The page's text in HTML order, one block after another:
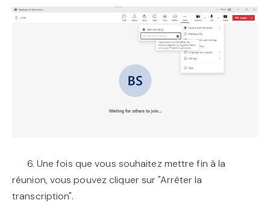
6. Une fois que vous souhaitez mettre fin à la
réunion, vous pouvez cliquer sur "Arrêter la
transcription".